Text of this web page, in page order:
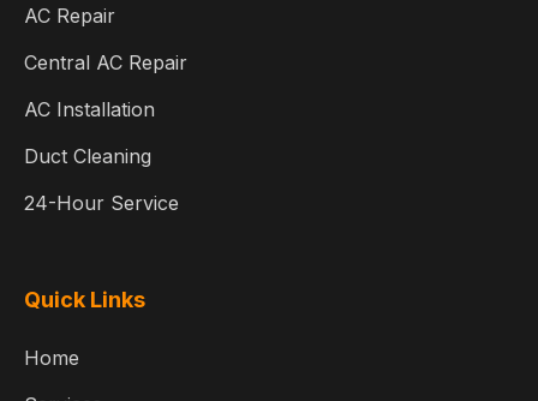
AC Repair
Central AC Repair
AC Installation
Duct Cleaning
24-Hour Service
Quick Links
Home